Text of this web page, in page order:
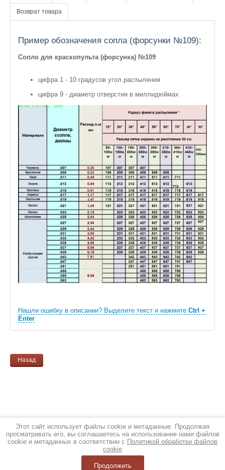
Возврат товара
Пример обозначения сопла (форсунки №109):
Сопло для краскопульта (форсунка) №109
цифра 1 - 10 градусов угол распыления
цифра 9 - диаметр отверстия в миллидюймах
Нашли ошибку в описании? Выделите текст и нажмите Ctrl +
Enter
Назад
Этот сайт использует файлы cookie и метаданные. Продолжая
просматривать его, вы соглашаетесь на использование нами файлов
cookie и метаданных в соответствии с Политикой обработки файлов
cookie
Продолжить